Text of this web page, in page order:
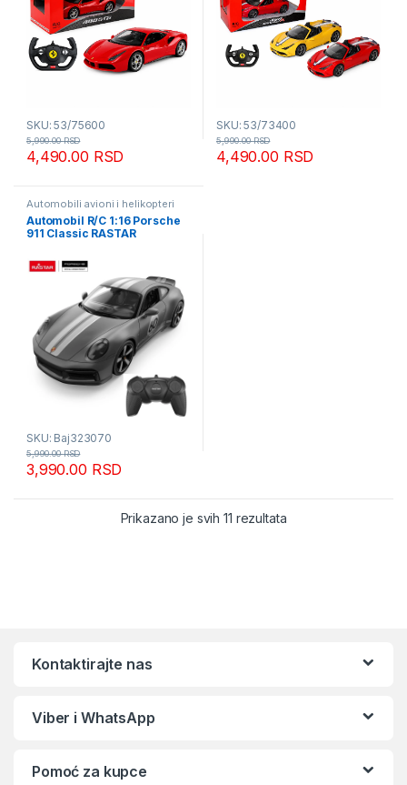
SKU: 53/75600
4,490.00 RSD
5,990.00RSD
SKU: 53/73400
4,490.00 RSD
5,990.00RSD
Automobili avioni i helikopteri
Automobil R/C 1:16 Porsche
911 Classic RASTAR
SKU: Baj323070
3,990.00 RSD
5,990.00RSD
Prikazano je svih 11 rezultataSortirano po
Kontaktirajte nas
Viber i WhatsApp
Pomoć za kupce